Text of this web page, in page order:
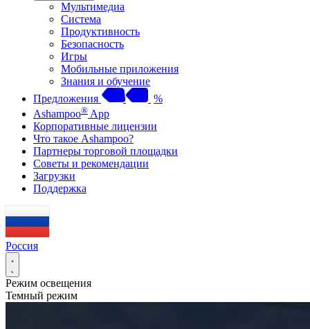
Мультимедиа
Система
Продуктивность
Безопасность
Игры
Мобильные приложения
Знания и обучение
Предложения
%
Ashampoo® App
Корпоративные лицензии
Что такое Ashampoo?
Партнеры торговой площадки
Советы и рекомендации
Загрузки
Поддержка
Россия
Режим освещения
Темный режим